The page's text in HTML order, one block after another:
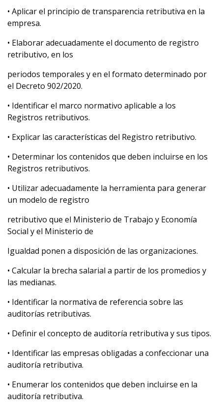
• Aplicar el principio de transparencia retributiva en la
empresa.
• Elaborar adecuadamente el documento de registro
retributivo, en los
periodos temporales y en el formato determinado por
el Decreto 902/2020.
• Identificar el marco normativo aplicable a los
Registros retributivos.
• Explicar las características del Registro retributivo.
• Determinar los contenidos que deben incluirse en los
Registros retributivos.
• Utilizar adecuadamente la herramienta para generar
un modelo de registro
retributivo que el Ministerio de Trabajo y Economía
Social y el Ministerio de
Igualdad ponen a disposición de las organizaciones.
• Calcular la brecha salarial a partir de los promedios y
las medianas.
• Identificar la normativa de referencia sobre las
auditorías retributivas.
• Definir el concepto de auditoría retributiva y sus tipos.
• Identificar las empresas obligadas a confeccionar una
auditoría retributiva.
• Enumerar los contenidos que deben incluirse en la
auditoría retributiva.